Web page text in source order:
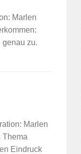
Marlen
genau zu.
Marlen
Thema
Eindruck